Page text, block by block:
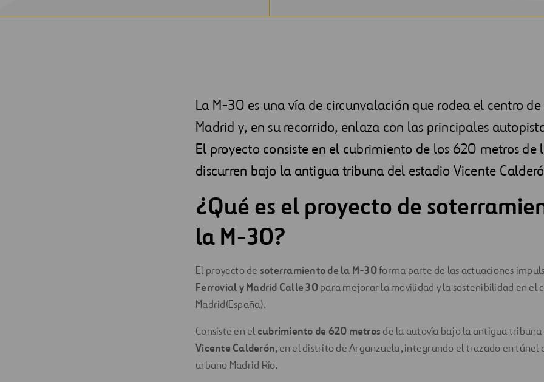
La M-30 es una vía de circunvalación que rodea el centro
Madrid y, en su recorrido, enlaza con las principales
El proyecto consiste en el cubrimiento de los 620 metros de
discurren bajo la antigua tribuna del estadio Vicente
¿Qué es el proyecto de
la M-30?
El proyecto de soterramiento de la M-30forma parte de las actuaciones
Ferrovial y Madrid Calle 30para mejorar la movilidad y la sostenibilidad en el
Madrid(España).
Consiste en el cubrimiento de 620 metros de la autovía bajo la antigua
Vicente Calderón, en el distrito de Arganzuela, integrando el trazado en túnel
urbano Madrid Río.